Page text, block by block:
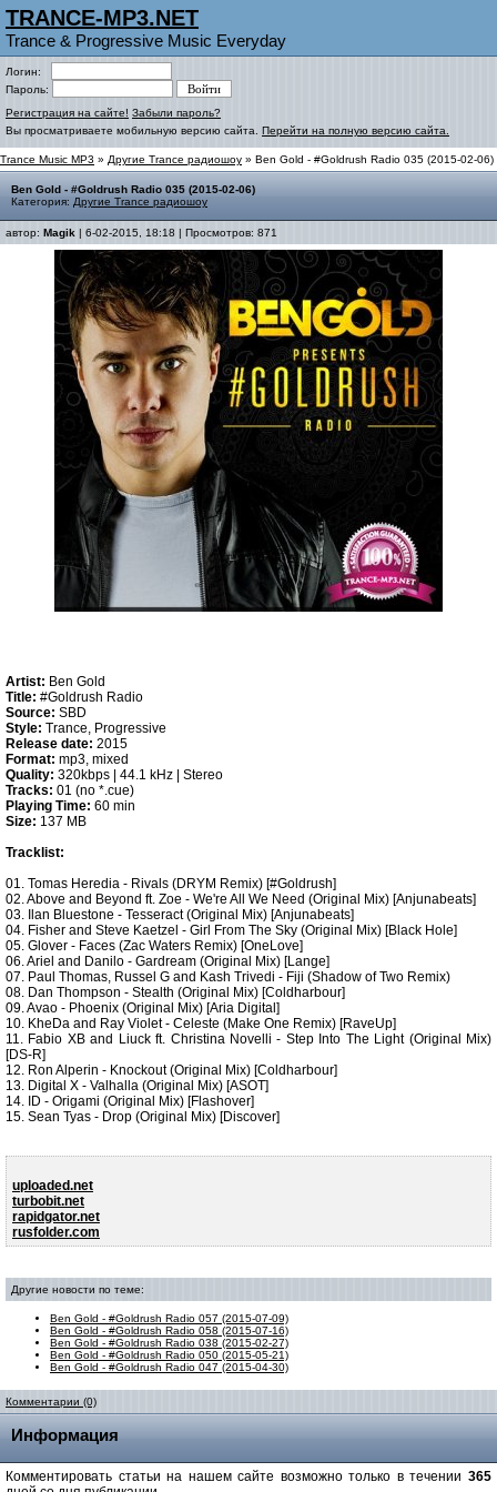
TRANCE-MP3.NET
Trance & Progressive Music Everyday
Логин:
Пароль:
Регистрация на сайте! Забыли пароль?
Вы просматриваете мобильную версию сайта. Перейти на полную версию сайта.
Trance Music MP3 » Другие Trance радиошоу » Ben Gold - #Goldrush Radio 035 (2015-02-06)
Ben Gold - #Goldrush Radio 035 (2015-02-06)
Категория: Другие Trance радиошоу
автор: Magik | 6-02-2015, 18:18 | Просмотров: 871
Artist: Ben Gold
Title: #Goldrush Radio
Source: SBD
Style: Trance, Progressive
Release date: 2015
Format: mp3, mixed
Quality: 320kbps | 44.1 kHz | Stereo
Tracks: 01 (no *.cue)
Playing Time: 60 min
Size: 137 MB
Tracklist:
01. Tomas Heredia - Rivals (DRYM Remix) [#Goldrush]
02. Above and Beyond ft. Zoe - We're All We Need (Original Mix) [Anjunabeats]
03. Ilan Bluestone - Tesseract (Original Mix) [Anjunabeats]
04. Fisher and Steve Kaetzel - Girl From The Sky (Original Mix) [Black Hole]
05. Glover - Faces (Zac Waters Remix) [OneLove]
06. Ariel and Danilo - Gardream (Original Mix) [Lange]
07. Paul Thomas, Russel G and Kash Trivedi - Fiji (Shadow of Two Remix)
08. Dan Thompson - Stealth (Original Mix) [Coldharbour]
09. Avao - Phoenix (Original Mix) [Aria Digital]
10. KheDa and Ray Violet - Celeste (Make One Remix) [RaveUp]
11. Fabio XB and Liuck ft. Christina Novelli - Step Into The Light (Original Mix)
[DS-R]
12. Ron Alperin - Knockout (Original Mix) [Coldharbour]
13. Digital X - Valhalla (Original Mix) [ASOT]
14. ID - Origami (Original Mix) [Flashover]
15. Sean Tyas - Drop (Original Mix) [Discover]
uploaded.net
turbobit.net
rapidgator.net
rusfolder.com
Другие новости по теме:
Ben Gold - #Goldrush Radio 057 (2015-07-09)
Ben Gold - #Goldrush Radio 058 (2015-07-16)
Ben Gold - #Goldrush Radio 038 (2015-02-27)
Ben Gold - #Goldrush Radio 050 (2015-05-21)
Ben Gold - #Goldrush Radio 047 (2015-04-30)
Комментарии (0)
Информация
Комментировать статьи на нашем сайте возможно только в течении 365